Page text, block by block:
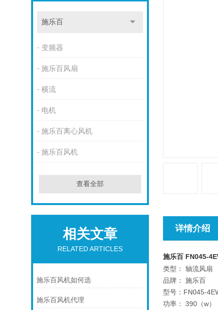
施乐百
变频器
施乐百风扇
横流
电机
施乐百离心风机
施乐百风机
查看全部
相关文章
RELATED ARTICLES
施乐百风机如何选
施乐百风机代理
详情介绍
施乐百 FN045-
类型： 轴流风扇
品牌： 施乐百
型号：FN045-
功率： 390（w）